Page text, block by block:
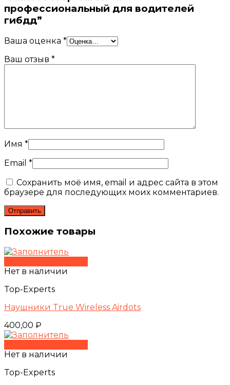
профессиональный для водителей
гибдд”
Ваша оценка *
Ваш отзыв *
Имя *
Email *
Сохранить моё имя, email и адрес сайта в этом
браузере для последующих моих комментариев.
Похожие товары
Нет в наличии
Top-Experts
Наушники True Wireless Airdots
400,00 ₽
Нет в наличии
Top-Experts